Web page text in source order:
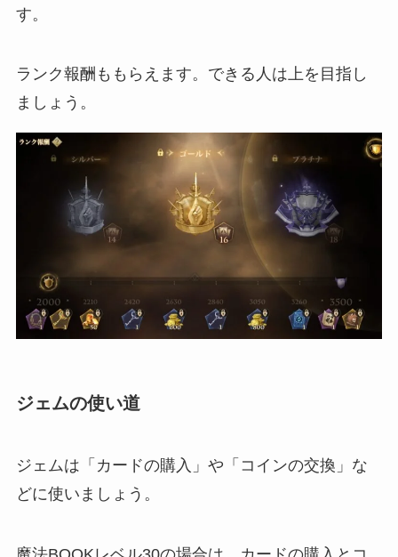
す。
ランク報酬ももらえます。できる人は上を目指し
ましょう。
ジェムの使い道
ジェムは「カードの購入」や「コインの交換」な
どに使いましょう。